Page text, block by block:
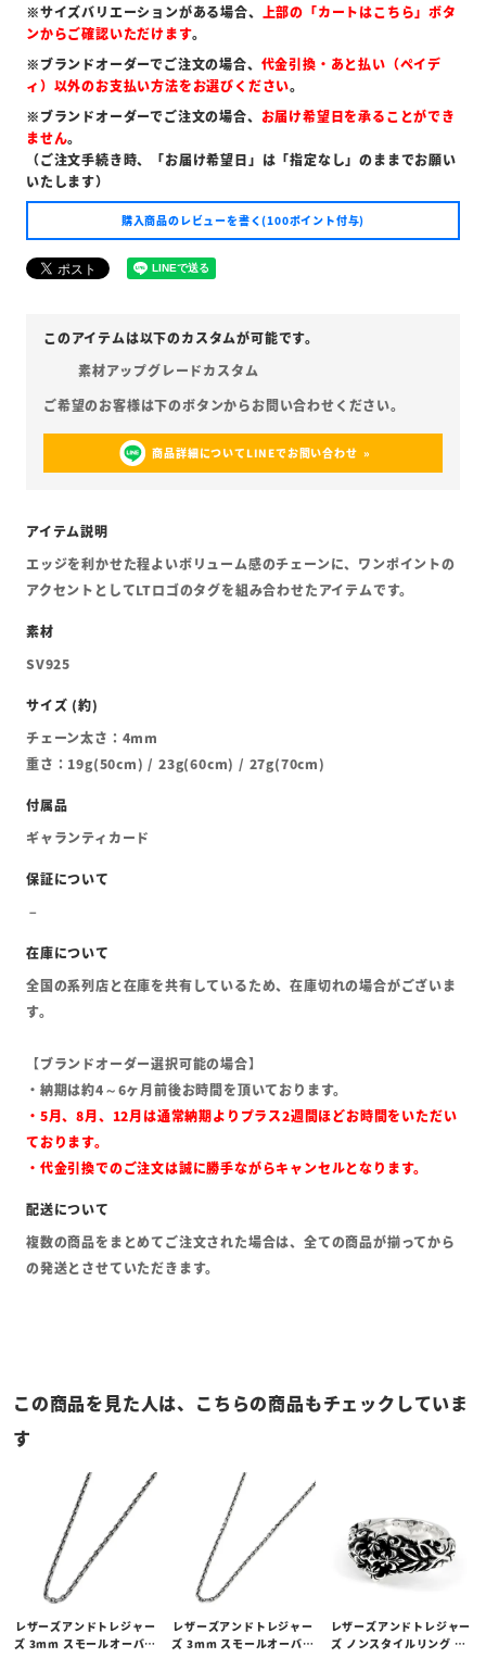
※サイズバリエーションがある場合、 上部の「カートはこちら」ボタ
ンからご確認いただけます。
※ブランドオーダーでご注文の場合、 代金引換・あと払い（ペイデ
ィ）以外のお支払い方法をお選びください。
※ブランドオーダーでご注文の場合、 お届け希望日を承ることができ
ません。
（ご注文手続き時、「お届け希望日」は「指定なし」のままでお願い
いたします）
購入商品のレビューを書く(100ポイント付与)
素材アップグレードカスタム
商品詳細についてLINEでお問い合わせ
エッジを利かせた程よいボリューム感のチェーンに、ワンポイントの
アクセントとしてLTロゴのタグを組み合わせたアイテムです。
SV925
チェーン太さ：4mm
重さ：19g(50cm) / 23g(60cm) / 27g(70cm)
ギャランティカード
全国の系列店と在庫を共有しているため、在庫切れの場合がございま
す。
【ブランドオーダー選択可能の場合】
・納期は約4～6ヶ月前後お時間を頂いております。
・5月、8月、12月は通常納期よりプラス2週間ほどお時間をいただい
ております。
・代金引換でのご注文は誠に勝手ながらキャンセルとなります。
複数の商品をまとめてご注文された場合は、全ての商品が揃ってから
の発送とさせていただきます。
この商品を見た人は、こちらの商品もチェックしていま
す
レザーズアンドトレジャー
ズ 3mm スモールオーバル
レザーズアンドトレジャー
ズ 3mm スモールオーバル
レザーズアンドトレジャー
ズ ノンスタイルリング w/